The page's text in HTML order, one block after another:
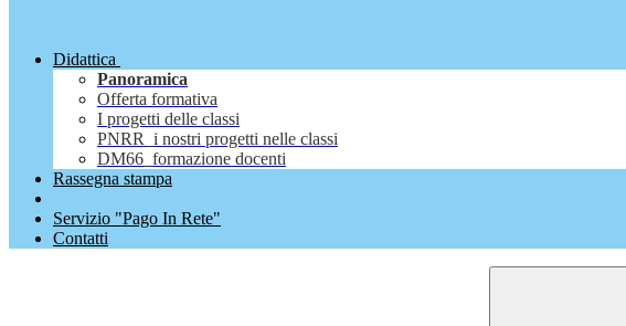
Didattica
Panoramica
Offerta formativa
I progetti delle classi
PNRR_i nostri progetti nelle classi
DM66_formazione docenti
Rassegna stampa
Servizio "Pago In Rete"
Contatti